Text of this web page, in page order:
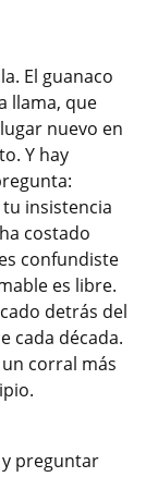
El guanaco
llama, que
nuevo en
Y hay
insistencia
costado
confundiste
es libre.
detrás del
cada década.
corral más
preguntar